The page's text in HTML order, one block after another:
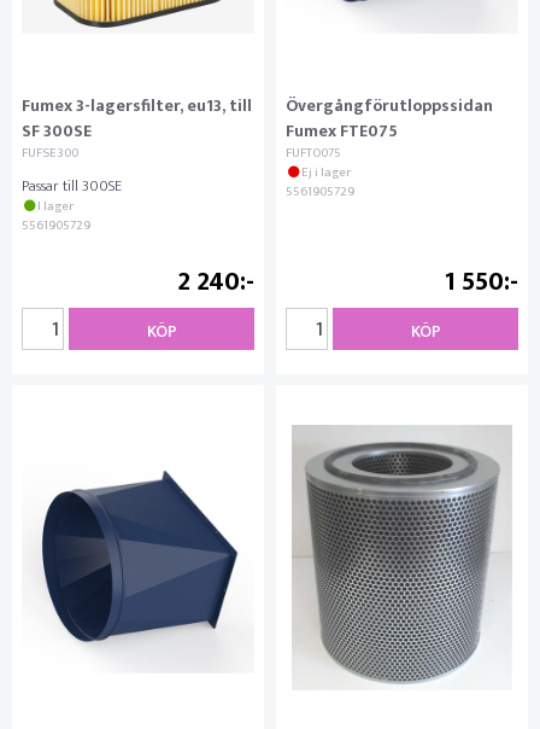
Fumex 3-lagersfilter, eu13, till
SF 300SE
FUFSE300
Passar till 300SE
I lager
5561905729
2 240
KÖP
Övergångförutloppssidan
Fumex FTE075
FUFTO075
Ej i lager
5561905729
1 550
KÖP